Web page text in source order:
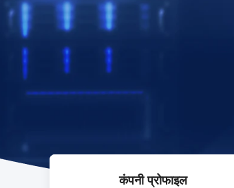
कंपनी प्रोफाइल